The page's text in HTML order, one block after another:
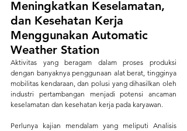
Meningkatkan Keselamatan,
dan Kesehatan Kerja
Menggunakan Automatic
Weather Station
Aktivitas yang beragam dalam proses produksi
dengan banyaknya penggunaan alat berat, tingginya
mobilitas kendaraan, dan polusi yang dihasilkan oleh
industri pertambangan menjadi potensi ancaman
keselamatan dan kesehatan kerja pada karyawan.
Perlunya kajian mendalam yang meliputi Analisis